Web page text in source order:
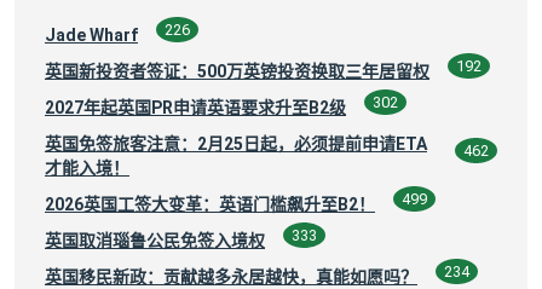
Jade Wharf 226
英国新投资者签证：500万英镑投资换取三年居留权 192
2027年起英国PR申请英语要求升至B2级 302
英国免签旅客注意：2月25日起，必须提前申请ETA
才能入境！
462
2026英国工签大变革：英语门槛飙升至B2！ 499
英国取消瑙鲁公民免签入境权 333
英国移民新政：贡献越多永居越快，真能如愿吗？ 234